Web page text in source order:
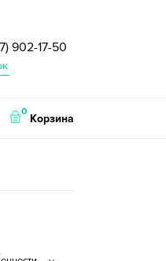
902-17-50
0
Корзина